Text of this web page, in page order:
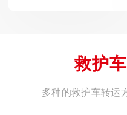
救护车
多种的救护车转运